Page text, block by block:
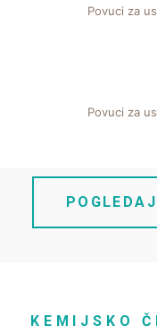
Povuci za
Povuci za
KEMIJSKO